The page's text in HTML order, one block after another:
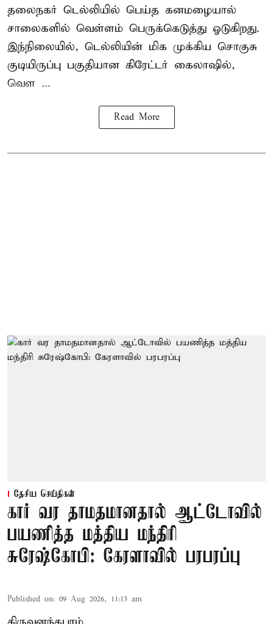
தலைநகர் டெல்லியில் பெய்த கனமழையால்
சாலைகளில் வெள்ளம் பெருக்கெடுத்து ஓடுகிறது.
இந்நிலையில், டெல்லியின் மிக முக்கிய சொகுசு
குடியிருப்பு பகுதியான கிரேட்டர் கைலாஷில்,
வெள ...
Read More
தேசிய செய்திகள்
கார் வர தாமதமானதால் ஆட்டோவில்
பயணித்த மத்திய மந்திரி
சுரேஷ்கோபி: கேரளாவில் பரபரப்பு
Published on: 09 Aug 2026, 11:13 am